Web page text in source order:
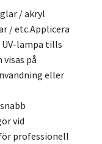
/ akryl
/ etc.Applicera
UV-lampa tills
på
eller
vid
professionell